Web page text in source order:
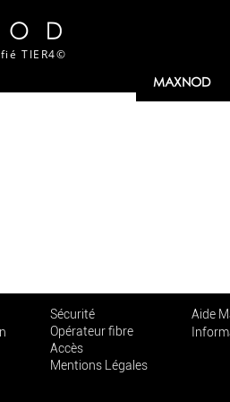
TIER4©
MAXNOD
Sécurité
Opérateur fibre
Accès
Mentions Légales
Aide